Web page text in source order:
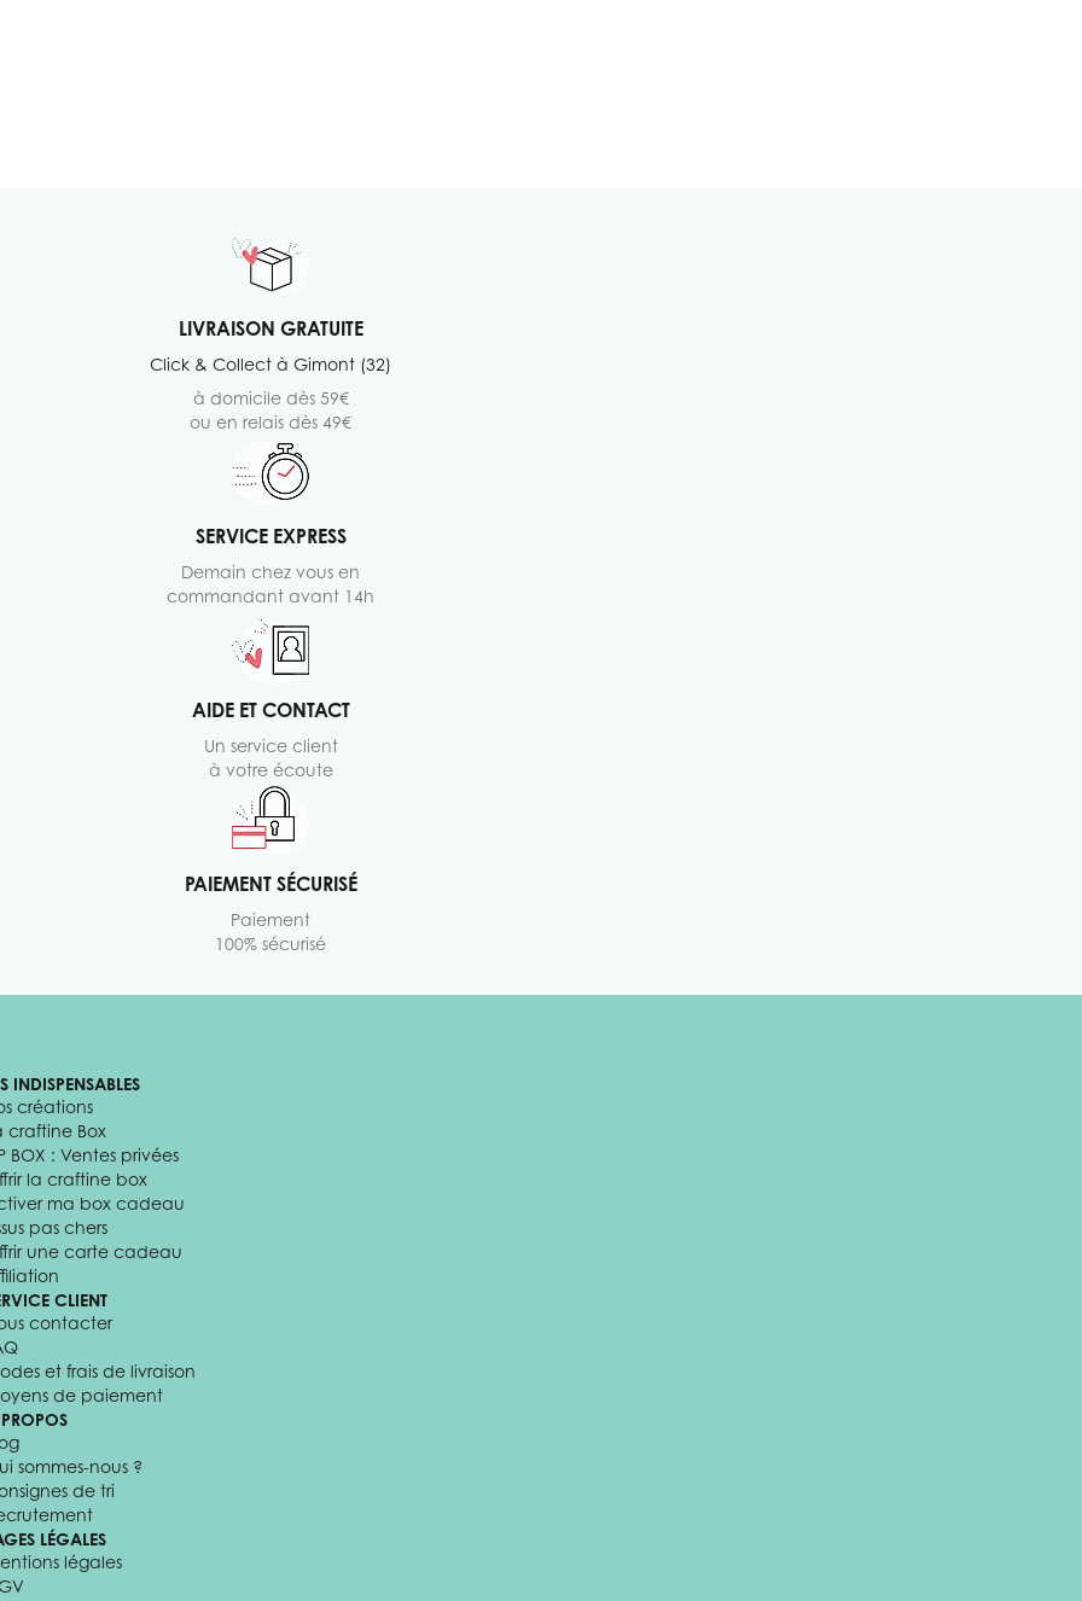
LIVRAISON GRATUITE
Click & Collect à Gimont (32)
à domicile dès 59€
ou en relais dès 49€
SERVICE EXPRESS
Demain chez vous en
commandant avant 14h
AIDE ET CONTACT
Un service client
à votre écoute
PAIEMENT SÉCURISÉ
Paiement
100% sécurisé
INDISPENSABLES
créations
craftine Box
BOX : Ventes privées
la craftine box
ma box cadeau
pas chers
une carte cadeau
CLIENT
contacter
et frais de livraison
de paiement
sommes-nous ?
de tri
LÉGALES
légales